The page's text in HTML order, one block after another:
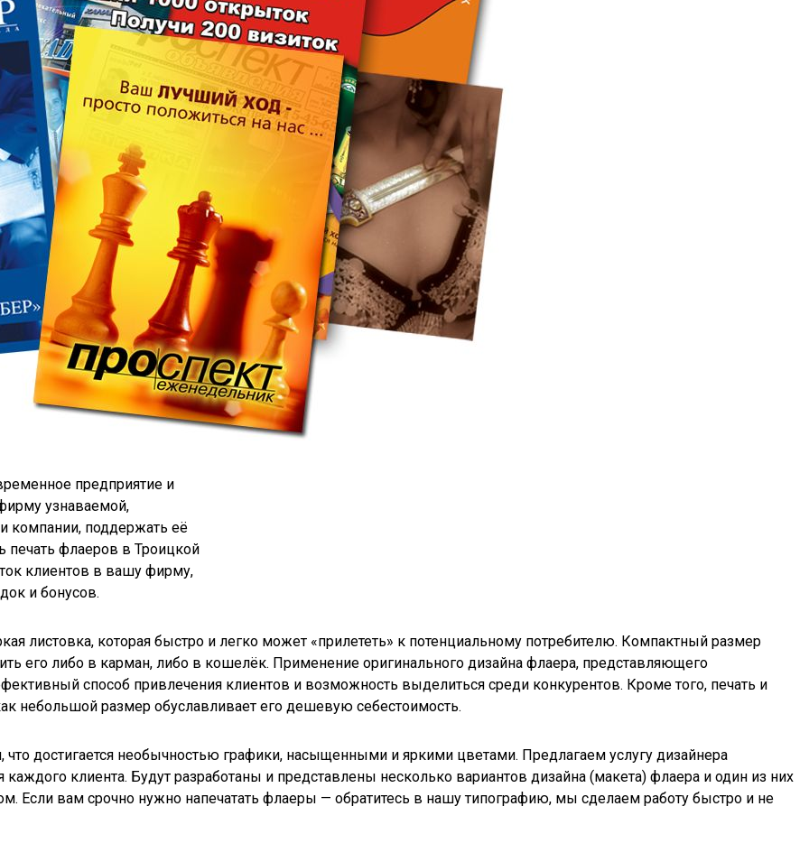
предприятие и
узнаваемой,
компании, поддержать её
печать флаеров в Троицкой
клиентов в вашу фирму,
и бонусов.
листовка, которая быстро и легко может «прилететь» к потенциальному потребителю. Компактный размер
его либо в карман, либо в кошелёк. Применение оригинального дизайна флаера, представляющего
способ привлечения клиентов и возможность выделиться среди конкурентов. Кроме того, печать и
небольшой размер обуславливает его дешевую себестоимость.
достигается необычностью графики, насыщенными и яркими цветами. Предлагаем услугу дизайнера
клиента. Будут разработаны и представлены несколько вариантов дизайна (макета) флаера и один из них
Если вам срочно нужно напечатать флаеры — обратитесь в нашу типографию, мы сделаем работу быстро и не